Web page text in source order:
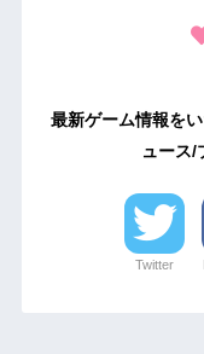
最新ゲーム情報を
ュース/
Twitter